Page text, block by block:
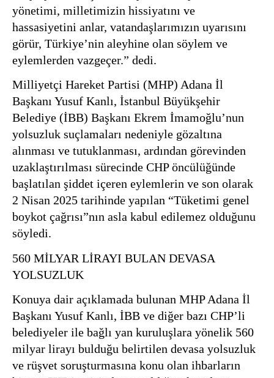
yönetimi, milletimizin hissiyatını ve
hassasiyetini anlar, vatandaşlarımızın uyarısını
görür, Türkiye’nin aleyhine olan söylem ve
eylemlerden vazgeçer.” dedi.
Milliyetçi Hareket Partisi (MHP) Adana İl
Başkanı Yusuf Kanlı, İstanbul Büyükşehir
Belediye (İBB) Başkanı Ekrem İmamoğlu’nun
yolsuzluk suçlamaları nedeniyle gözaltına
alınması ve tutuklanması, ardından görevinden
uzaklaştırılması sürecinde CHP öncülüğünde
başlatılan şiddet içeren eylemlerin ve son olarak
2 Nisan 2025 tarihinde yapılan “Tüketimi genel
boykot çağrısı”nın asla kabul edilemez olduğunu
söyledi.
560 MİLYAR LİRAYI BULAN DEVASA
YOLSUZLUK
Konuya dair açıklamada bulunan MHP Adana İl
Başkanı Yusuf Kanlı, İBB ve diğer bazı CHP’li
belediyeler ile bağlı yan kuruluşlara yönelik 560
milyar lirayı bulduğu belirtilen devasa yolsuzluk
ve rüşvet soruşturmasına konu olan ihbarların